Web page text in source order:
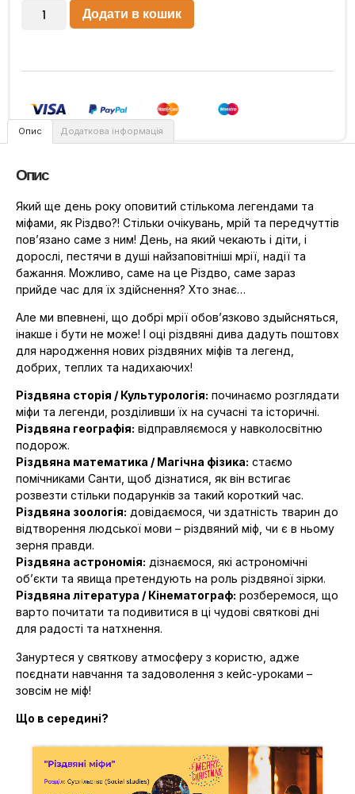
Додати в кошик
Опис Додаткова інформація
Опис
Який ще день року оповитий стількома легендами та
міфами, як Різдво?! Стільки очікувань, мрій та передчуттів
пов’язано саме з ним! День, на який чекають і діти, і
дорослі, пестячи в душі найзаповітніші мрії, надії та
бажання. Можливо, саме на це Різдво, саме зараз
прийде час для їх здійснення? Хто знає…
Але ми впевнені, що добрі мрії обов’язково здыйсняться,
інакше і бути не може! І оці різдвяні дива дадуть поштовх
для народження нових різдвяних міфів та легенд,
добрих, теплих та надихаючих!
Різдвяна сторія / Культурологія: починаємо розглядати
міфи та легенди, розділивши їх на сучасні та історичні.
Різдвяна географія: відправляємося у навколосвітню
подорож.
Різдвяна математика / Магічна фізика: стаємо
помічниками Санти, щоб дізнатися, як він встигає
розвезти стільки подарунків за такий короткий час.
Різдвяна зоологія: довідаємося, чи здатність тварин до
відтворення людської мови – різдвяний міф, чи є в ньому
зерня правди.
Різдвяна астрономія: дізнаємося, які астрономічні
об’єкти та явища претендують на роль різдвяної зірки.
Різдвяна література / Кінематограф: розберемося, що
варто почитати та подивитися в ці чудові святкові дні
для радості та натхнення.
Зануртеся у святкову атмосферу з користю, адже
поєднати навчання та задоволення з кейс-уроками –
зовсім не міф!
Що в середині?